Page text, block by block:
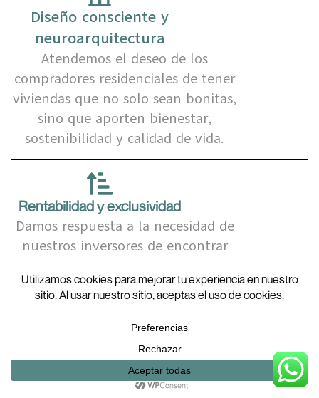
Diseño consciente y
neuroarquitectura
Atendemos el deseo de los
compradores residenciales de tener
viviendas que no solo sean bonitas,
sino que aporten bienestar,
sostenibilidad y calidad de vida.
Rentabilidad y exclusividad
Damos respuesta a la necesidad de
nuestros inversores de encontrar
inversión en zonas exclusivas.